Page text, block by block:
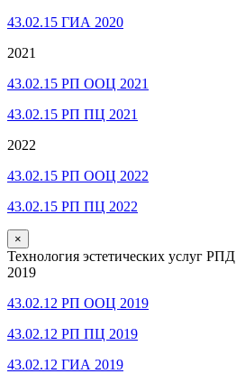
43.02.15 ГИА 2020
2021
43.02.15 РП ООЦ 2021
43.02.15 РП ПЦ 2021
2022
43.02.15 РП ООЦ 2022
43.02.15 РП ПЦ 2022
×
Технология эстетических услуг РПД
2019
43.02.12 РП ООЦ 2019
43.02.12 РП ПЦ 2019
43.02.12 ГИА 2019